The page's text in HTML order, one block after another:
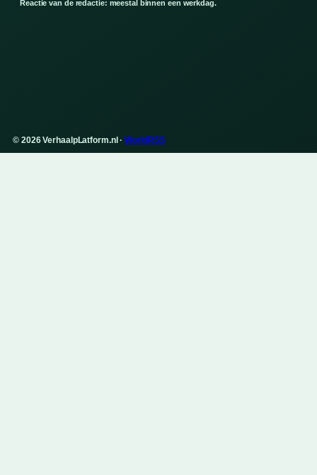
Reactie van de redactie: meestal binnen een werkdag.
© 2026 VerhaalpLatform.nl ·WorldRSS